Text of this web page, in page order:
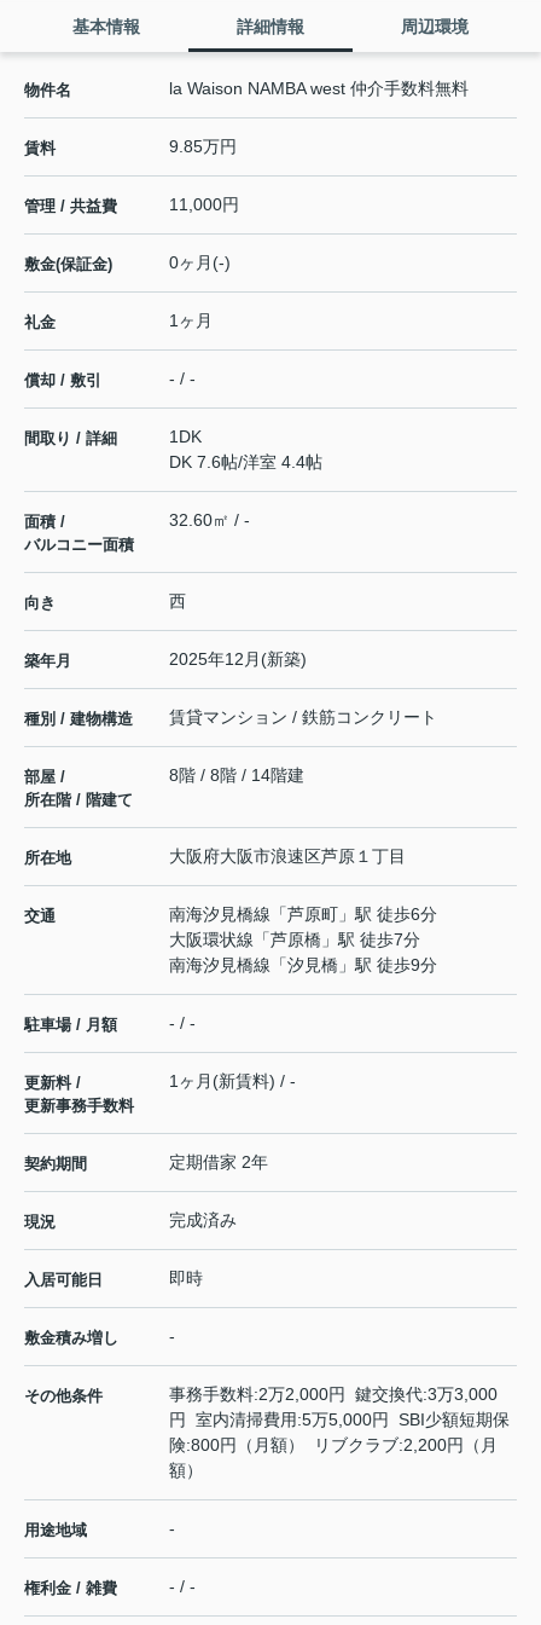
基本情報 詳細情報 周辺環境
物件名 la Waison NAMBA west 仲介手数料無料
賃料 9.85万円
管理 / 共益費 11,000円
敷金(保証金) 0ヶ月(-)
礼金 1ヶ月
償却 / 敷引 - / -
間取り / 詳細
1DK
DK 7.6帖/洋室 4.4帖
面積 /
バルコニー面積
32.60㎡ / -
向き 西
築年月 2025年12月(新築)
種別 / 建物構造 賃貸マンション / 鉄筋コンクリート
部屋 /
所在階 / 階建て
8階 / 8階 / 14階建
所在地 大阪府大阪市浪速区芦原１丁目
交通 南海汐見橋線 「芦原町 」駅 徒歩6分
大阪環状線 「芦原橋 」駅 徒歩7分
南海汐見橋線 「汐見橋 」駅 徒歩9分
駐車場 / 月額 - / -
更新料 /
更新事務手数料
1ヶ月(新賃料) / -
契約期間 定期借家 2年
現況 完成済み
入居可能日 即時
敷金積み増し -
その他条件
事務手数料:2万2,000円 鍵交換代:3万3,000
円 室内清掃費用:5万5,000円 SBI少額短期保
険:800円（月額） リブクラブ:2,200円（月
額）
用途地域 -
権利金 / 雑費 - / -